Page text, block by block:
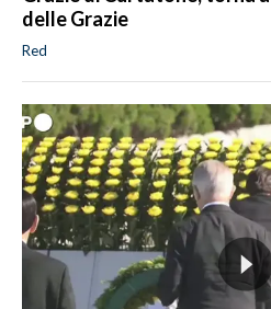
delle Grazie
Red